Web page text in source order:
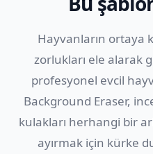
Hayvanların ortaya
zorlukları ele alarak
profesyonel evcil
Background Eraser,
kulakları herhangi bir
ayırmak için kürke